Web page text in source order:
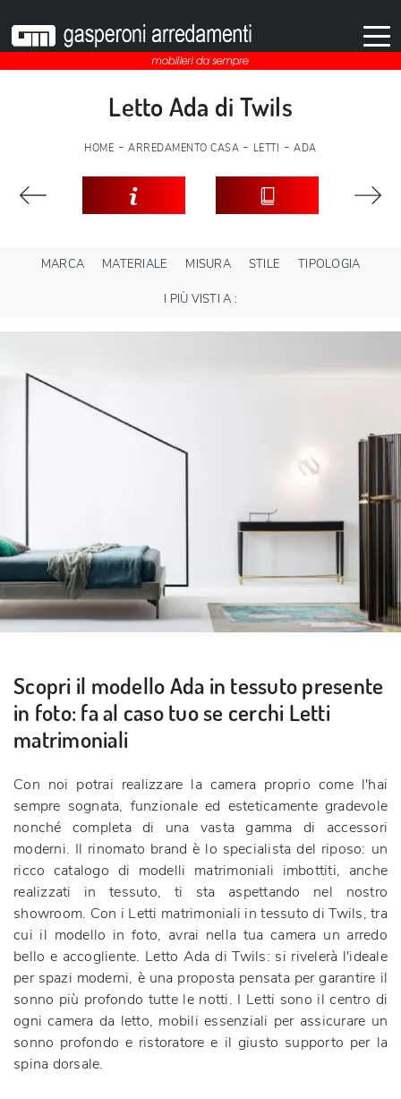
Letto Ada di Twils
HOME -ARREDAMENTO CASA - LETTI -ADA
MARCA MATERIALE MISURA STILE TIPOLOGIA
I PIÙ VISTI A :
Scopri il modello Ada in tessuto presente
in foto: fa al caso tuo se cerchi Letti
matrimoniali
Con noi potrai realizzare la camera proprio come l'hai
sempre sognata, funzionale ed esteticamente gradevole
nonché completa di una vasta gamma di accessori
moderni. Il rinomato brand è lo specialista del riposo: un
ricco catalogo di modelli matrimoniali imbottiti, anche
realizzati in tessuto, ti sta aspettando nel nostro
showroom. Con i Letti matrimoniali in tessuto di Twils, tra
cui il modello in foto, avrai nella tua camera un arredo
bello e accogliente. Letto Ada di Twils: si rivelerà l'ideale
per spazi moderni, è una proposta pensata per garantire il
sonno più profondo tutte le notti. I Letti sono il centro di
ogni camera da letto, mobili essenziali per assicurare un
sonno profondo e ristoratore e il giusto supporto per la
spina dorsale.